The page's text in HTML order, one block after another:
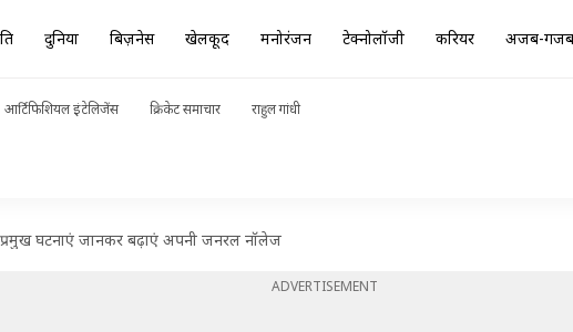
दुनिया बिज़नेस खेलकूद मनोरंजन टेक्नोलॉजी करियर अजब-गजब
आर्टिफिशियल इंटेलिजेंस क्रिकेट समाचार राहुल गांधी
घटनाएं जानकर बढ़ाएं अपनी जनरल नॉलेज
ADVERTISEMENT